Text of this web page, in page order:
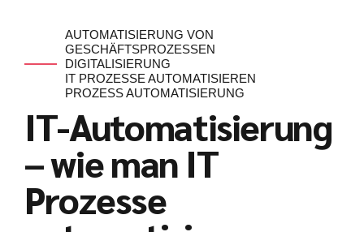
AUTOMATISIERUNG VON
GESCHÄFTSPROZESSEN
DIGITALISIERUNG
IT PROZESSE AUTOMATISIEREN
PROZESS AUTOMATISIERUNG
IT-Automatisierung
– wie man IT
Prozesse